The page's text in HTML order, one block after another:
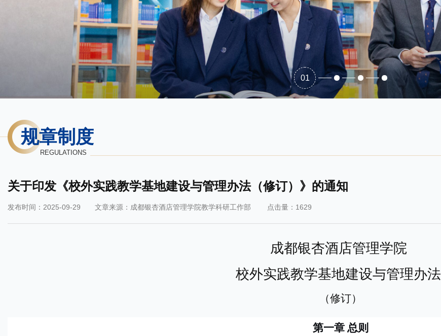
01
规章制度
REGULATIONS
关于印发《校外实践教学基地建设与管理办法（修订）》的通知
发布时间：2025-09-29 文章来源：成都银杏酒店管理学院教学科研工作部 点击量：1629
成都银杏酒店管理学院
校外实践教学基地建设与管理办法
（修订）
第一章 总则